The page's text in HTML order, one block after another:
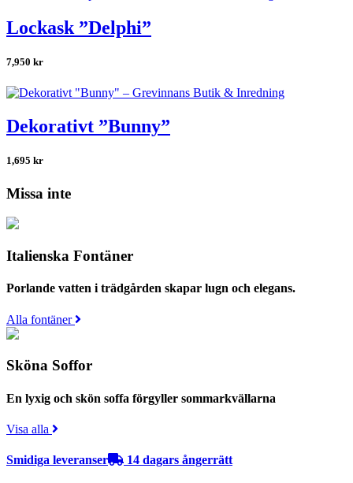
Lockask ”Delphi”
7,950 kr
Dekorativt ”Bunny”
1,695 kr
Missa inte
Italienska Fontäner
Porlande vatten i trädgården skapar lugn och elegans.
Alla fontäner
Sköna Soffor
En lyxig och skön soffa förgyller sommarkvällarna
Visa alla
Smidiga leveranser 14 dagars ångerrätt